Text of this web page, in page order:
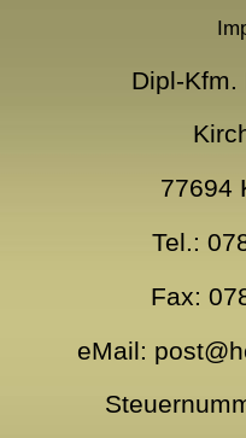
Dipl-Kfm.
77694
Tel.:
Fax:
eMail: